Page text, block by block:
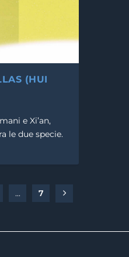
(HUI
e Xi’an,
le due specie.
... 7